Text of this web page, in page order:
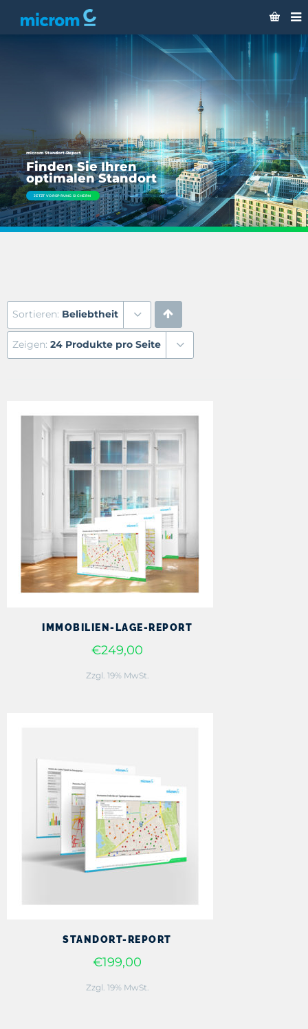
Finden Sie Ihren
optimalen Standort
microm Standort-Report
JETZT VORSPRUNG SICHERN
Sortieren: Beliebtheit
Zeigen: 24 Produkte pro Seite
IMMOBILIEN-LAGE-REPORT
€249,00
Zzgl. 19% MwSt.
STANDORT-REPORT
€199,00
Zzgl. 19% MwSt.